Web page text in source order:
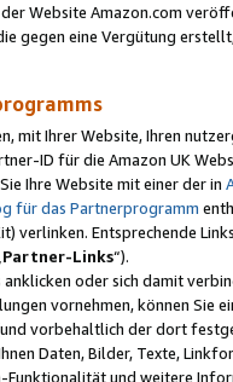
Website Amazon.com
gegen eine Vergütung
mit Ihrer Website, Ihren
ID für die Amazon UK
Ihre Website mit einer der in
für das Partnerprogramm
verlinken. Entsprechende
Partner-Links“).
anklicken oder sich damit
vornehmen, können Sie
vorbehaltlich der dort
Daten, Bilder, Texte,
und weitere